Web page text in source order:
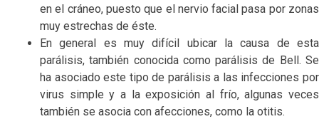
en el cráneo, puesto que el nervio facial pasa por zonas
muy estrechas de éste.
En general es muy difícil ubicar la causa de esta
parálisis, también conocida como parálisis de Bell. Se
ha asociado este tipo de parálisis a las infecciones por
virus simple y a la exposición al frío, algunas veces
también se asocia con afecciones, como la otitis.